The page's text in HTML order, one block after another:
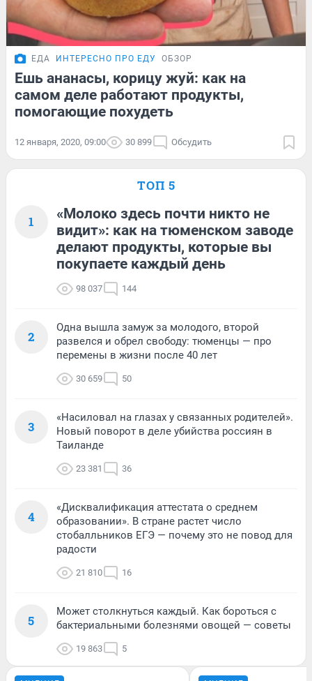
ЕДА ИНТЕРЕСНО ПРО ЕДУ ОБЗОР
Ешь ананасы, корицу жуй: как на
самом деле работают продукты,
помогающие похудеть
12 января, 2020, 09:00 30 899 Обсудить
ТОП 5
1
«Молоко здесь почти никто не
видит»: как на тюменском заводе
делают продукты, которые вы
покупаете каждый день
98 037 144
2
Одна вышла замуж за молодого, второй
развелся и обрел свободу: тюменцы — про
перемены в жизни после 40 лет
30 659 50
3
«Насиловал на глазах у связанных родителей».
Новый поворот в деле убийства россиян в
Таиланде
23 381 36
4
«Дисквалификация аттестата о среднем
образовании». В стране растет число
стобалльников ЕГЭ — почему это не повод для
радости
21 810 16
5
Может столкнуться каждый. Как бороться с
бактериальными болезнями овощей — советы
19 863 5